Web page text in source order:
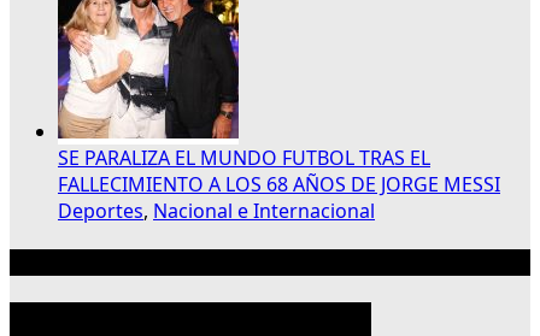
SE PARALIZA EL MUNDO FUTBOL TRAS EL
FALLECIMIENTO A LOS 68 AÑOS DE JORGE MESSI
Deportes, Nacional e Internacional